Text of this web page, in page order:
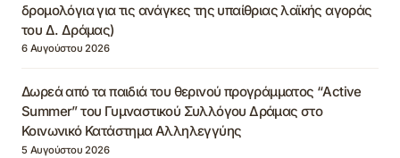
δρομολόγια για τις ανάγκες της υπαίθριας λαϊκής αγοράς
του Δ. Δράμας)
6 Αυγούστου 2026
Δωρεά από τα παιδιά του θερινού προγράμματος “Active
Summer” του Γυμναστικού Συλλόγου Δράμας στο
Κοινωνικό Κατάστημα Αλληλεγγύης
5 Αυγούστου 2026